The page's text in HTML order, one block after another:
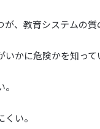
、教育システムの質
かに危険かを知って
い。